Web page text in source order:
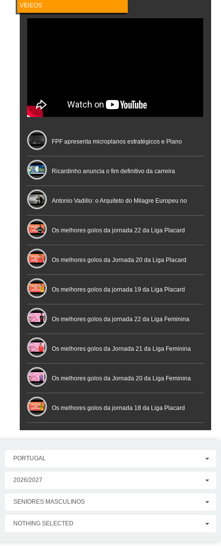
VÍDEOS
FPF apresenta microplanos estratégicos e Plano
Nacional de Arbitragem
Ricardinho anuncia o fim definitivo da carreira
profissional em conferência histórica na Cidade do
Futebol
Antonio Vadillo: o Arquiteto do Milagre Europeu no
Futsal | Documentário
Os melhores golos da jornada 22 da Liga Placard
Os melhores golos da Jornada 20 da Liga Placard
Futsal
Os melhores golos da jornada 19 da Liga Placard
Os melhores golos da jornada 22 da Liga Feminina
Placard
Os melhores golos da Jornada 21 da Liga Feminina
Placard
Os melhores golos da Jornada 20 da Liga Feminina
Placard
Os melhores golos da jornada 18 da Liga Placard
PORTUGAL
2026/2027
SENIORES MASCULINOS
NOTHING SELECTED